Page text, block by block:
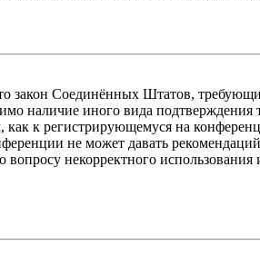
закон Соединённых Штатов,
наличие иного вида подтверждения
к регистрирующемуся на
не может давать
некорректного